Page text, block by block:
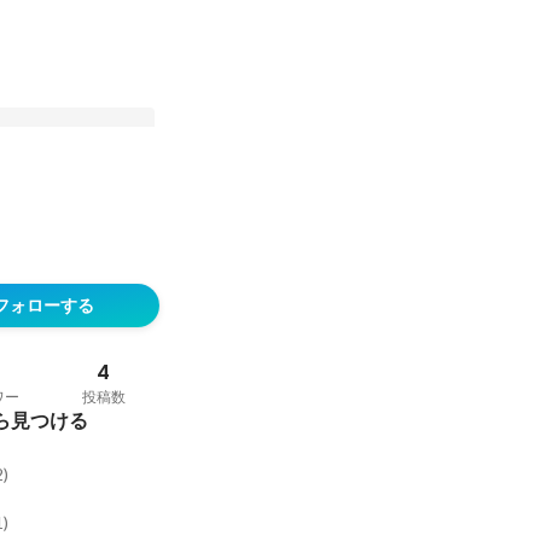
ォローする
ー
4
投稿数
見つける
)
)